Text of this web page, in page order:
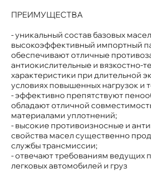
ПРЕИМУЩЕСТВА
- уникальный состав базовых
ысокоэффективный импортный
обеспечивают отличные
антиокислительные и вязкостно-
характеристики при длительной
условиях повышенных нагрузок и
- эффективно препятствуют
обладают отличной
материалами уплотнений;
- высокие противоизносные и
свойства масел существенно
службы трансмиссии;
- отвечают требованиям ведущих
легковых автомобилей и груз